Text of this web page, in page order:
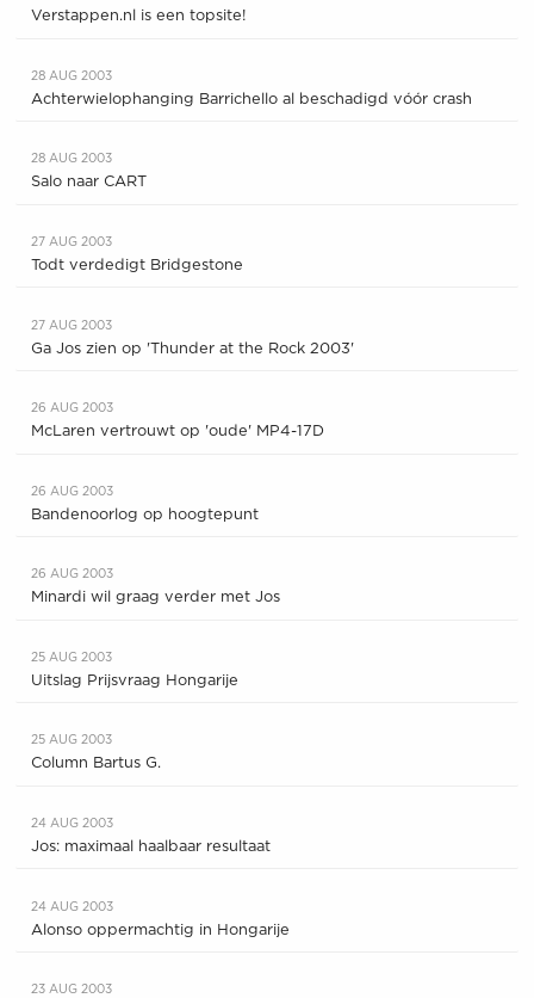
Verstappen.nl is een topsite!
28 AUG 2003
Achterwielophanging Barrichello al beschadigd vóór crash
28 AUG 2003
Salo naar CART
27 AUG 2003
Todt verdedigt Bridgestone
27 AUG 2003
Ga Jos zien op 'Thunder at the Rock 2003'
26 AUG 2003
McLaren vertrouwt op 'oude' MP4-17D
26 AUG 2003
Bandenoorlog op hoogtepunt
26 AUG 2003
Minardi wil graag verder met Jos
25 AUG 2003
Uitslag Prijsvraag Hongarije
25 AUG 2003
Column Bartus G.
24 AUG 2003
Jos: maximaal haalbaar resultaat
24 AUG 2003
Alonso oppermachtig in Hongarije
23 AUG 2003